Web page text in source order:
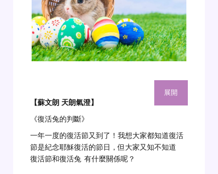
【蘇文朗 天朗氣澄】
《復活兔的判斷》
一年一度的復活節又到了！我想大家都知道復活
節是紀念耶穌復活的節日，但大家又知不知道
復活節和復活兔 有什麼關係呢？
展開